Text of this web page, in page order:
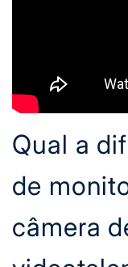
Qual a
de
câmera